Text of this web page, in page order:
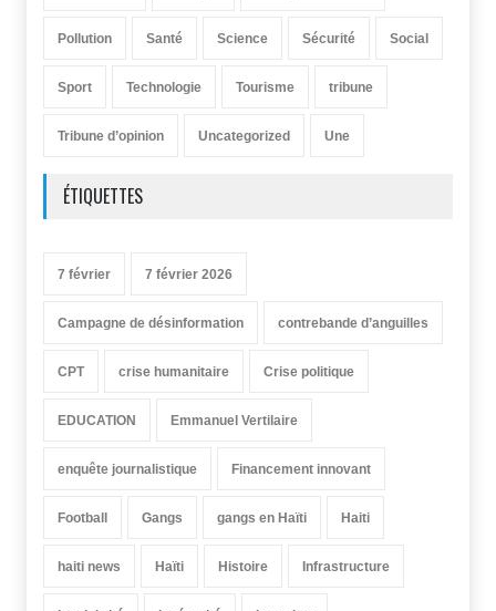
Pollution Santé Science Sécurité Social
Sport Technologie Tourisme tribune
Tribune d’opinion Uncategorized Une
ÉTIQUETTES
7 février 7 février 2026
Campagne de désinformation contrebande d’anguilles
CPT crise humanitaire Crise politique
EDUCATION Emmanuel Vertilaire
enquête journalistique Financement innovant
Football Gangs gangs en Haïti Haiti
haiti news Haïti Histoire Infrastructure